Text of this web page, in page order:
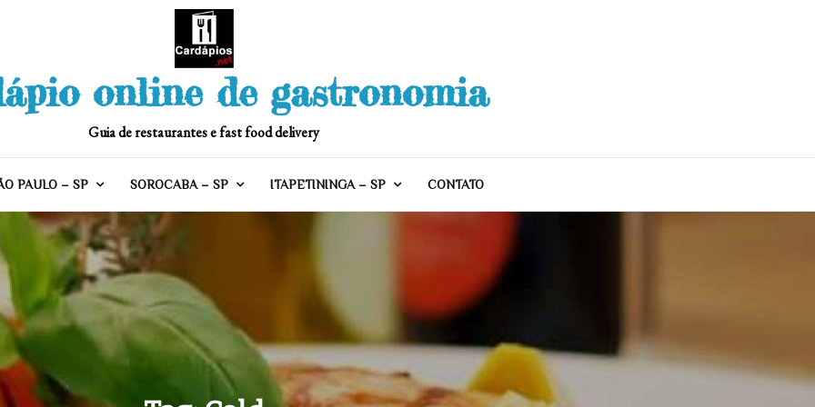
online de gastronomia
Guia de restaurantes e fast food delivery
PAULO – SP SOROCABA – SP ITAPETININGA – SP CONTATO